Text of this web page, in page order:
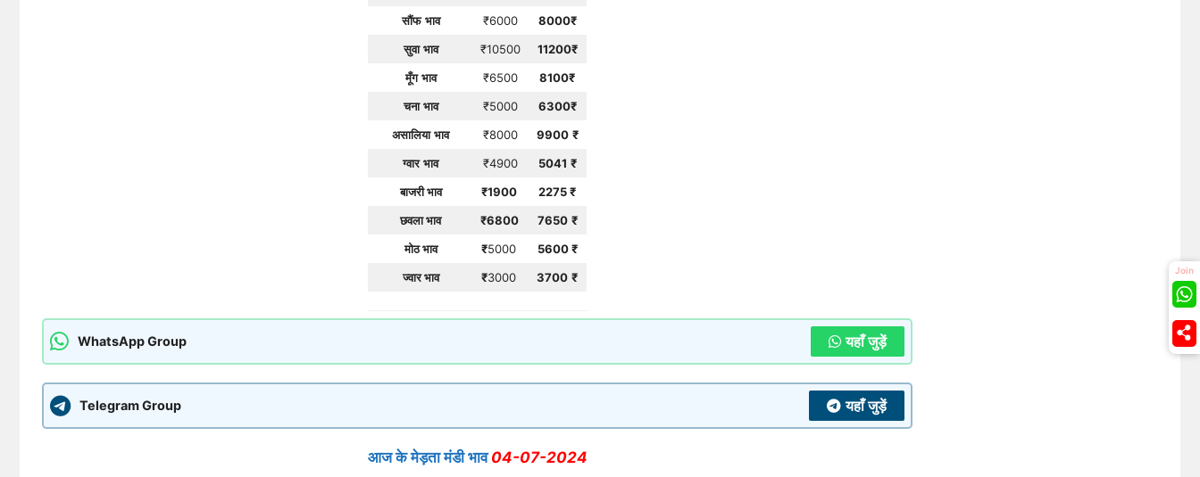
सौंफ भाव ₹6000 8000₹
सुवा भाव ₹10500 11200₹
मूँग भाव ₹6500 8100₹
चना भाव ₹5000 6300₹
असालिया भाव ₹8000 9900 ₹
ग्वार भाव ₹4900 5041 ₹
बाजरी भाव
₹1900 2275₹
छवला भाव
₹6800 7650 ₹
मोठ भाव
₹5000
5600 ₹
ज्वार भाव
₹3000 3700 ₹
WhatsApp Group यहाँ जुड़ें
Telegram Group यहाँ जुड़ें
आज के मेड़ता मंडी भाव 04-07-2024
Join